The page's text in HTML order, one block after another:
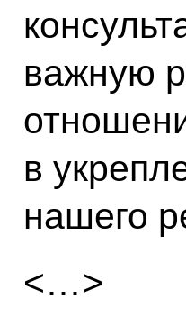
важную
в
нашего
<…>